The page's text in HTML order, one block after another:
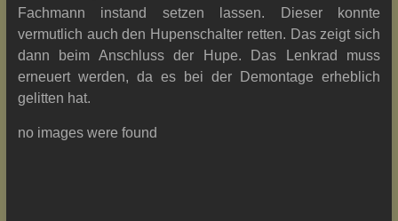
Fachmann instand setzen lassen. Dieser konnte
vermutlich auch den Hupenschalter retten. Das zeigt sich
dann beim Anschluss der Hupe. Das Lenkrad muss
erneuert werden, da es bei der Demontage erheblich
gelitten hat.
no images were found